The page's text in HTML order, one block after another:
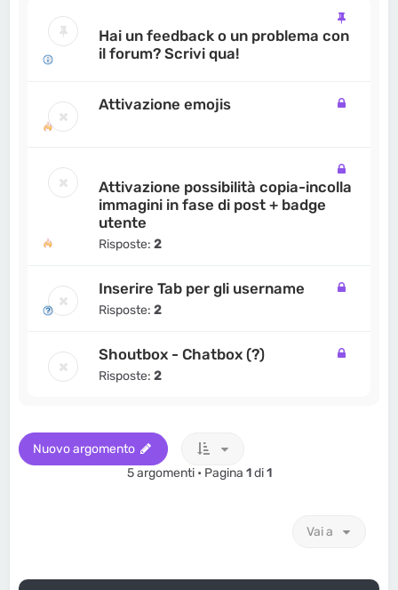
Hai un feedback o un problema con
il forum? Scrivi qua!
Attivazione emojis
Attivazione possibilità copia-incolla
immagini in fase di post + badge
utente
Risposte:2
Inserire Tab per gli username
Risposte:2
Shoutbox - Chatbox (?)
Risposte:2
Nuovo argomento
5 argomenti • Pagina 1di1
Vai a